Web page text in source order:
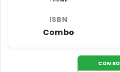
ISBN
Combo
COMBO